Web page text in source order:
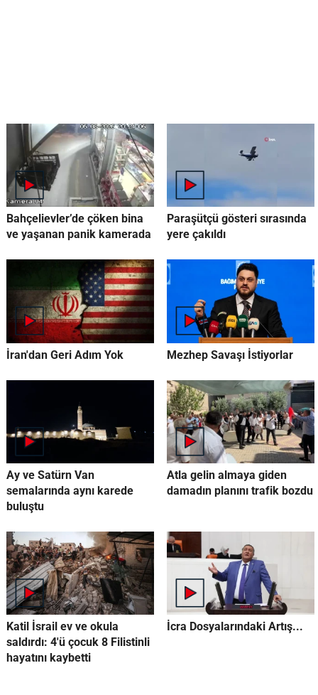
Bahçelievler’de çöken bina
ve yaşanan panik kamerada
Paraşütçü gösteri sırasında
yere çakıldı
İran'dan Geri Adım Yok Mezhep Savaşı İstiyorlar
Ay ve Satürn Van
semalarında aynı karede
buluştu
Atla gelin almaya giden
damadın planını trafik bozdu
Katil İsrail ev ve okula
saldırdı: 4'ü çocuk 8 Filistinli
hayatını kaybetti
İcra Dosyalarındaki Artış...